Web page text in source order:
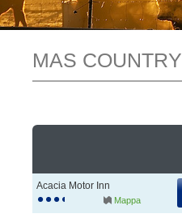
MAS
Acacia Motor Inn
Mappa